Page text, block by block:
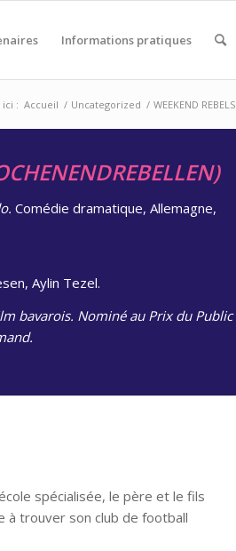
Informations pratiques
ici : Accueil / Uncategorized / WEEKEND REBELS
Comédie dramatique, Allemagne,
Aylin Tezel.
bavarois. Nominé au Prix du Public
spécialisée, le père et le fils
à trouver son club de football